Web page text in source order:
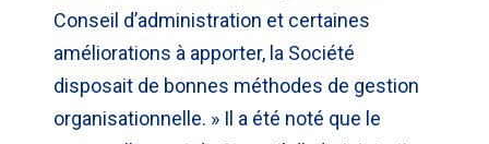
Conseil d’administration et certaines
améliorations à apporter, la Société
disposait de bonnes méthodes de gestion
organisationnelle. » Il a été noté que le